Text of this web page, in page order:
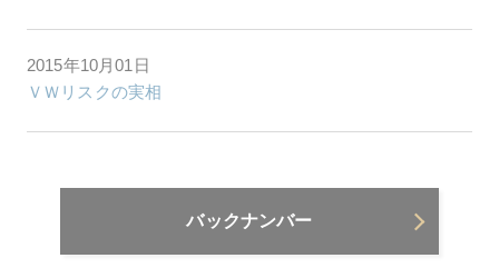
2015年10月01日
ＶＷリスクの実相
バックナンバー